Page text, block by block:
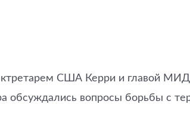
США Керри и главой
обсуждались вопросы борьбы с